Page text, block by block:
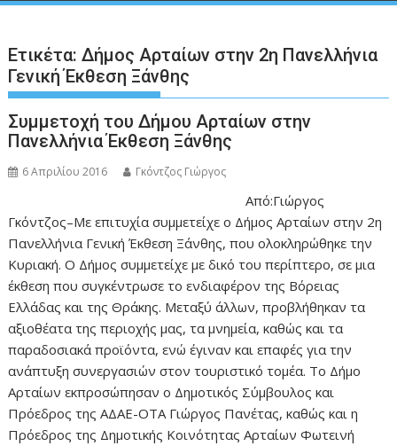
Ετικέτα:Δήμος Αρταίων στην 2η Πανελλήνια
Γενική Έκθεση Ξάνθης
Συμμετοχή του Δήμου Αρταίων στην
Πανελλήνια Έκθεση Ξάνθης
6 Απριλίου 2016 Γκόντζος Γιώργος
Από:Γιώργος
Γκόντζος–Με επιτυχία συμμετείχε ο Δήμος Αρταίων στην 2η
Πανελλήνια Γενική Έκθεση Ξάνθης, που ολοκληρώθηκε την
Κυριακή. Ο Δήμος συμμετείχε με δικό του περίπτερο, σε μια
έκθεση που συγκέντρωσε το ενδιαφέρον της Βόρειας
Ελλάδας και της Θράκης. Μεταξύ άλλων, προβλήθηκαν τα
αξιοθέατα της περιοχής μας, τα μνημεία, καθώς και τα
παραδοσιακά προϊόντα, ενώ έγιναν και επαφές για την
ανάπτυξη συνεργασιών στον τουριστικό τομέα. Το Δήμο
Αρταίων εκπροσώπησαν ο Δημοτικός Σύμβουλος και
Πρόεδρος της ΑΔΑΕ-ΟΤΑ Γιώργος Πανέτας, καθώς και η
Πρόεδρος της Δημοτικής Κοινότητας Αρταίων Φωτεινή